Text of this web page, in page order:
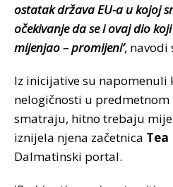
ostatak država EU-a u kojoj
očekivanje da se i ovaj dio
mijenjao – promijeni’, navodi
Iz inicijative su napomenuli
nelogičnosti u predmetnom
smatraju, hitno trebaju
iznijela njena začetnica Tea
Dalmatinski portal.